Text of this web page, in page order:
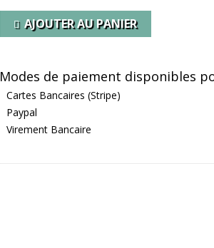
AJOUTER AU PANIER
Modes de paiement disponibles
Cartes Bancaires (Stripe)
Paypal
Virement Bancaire